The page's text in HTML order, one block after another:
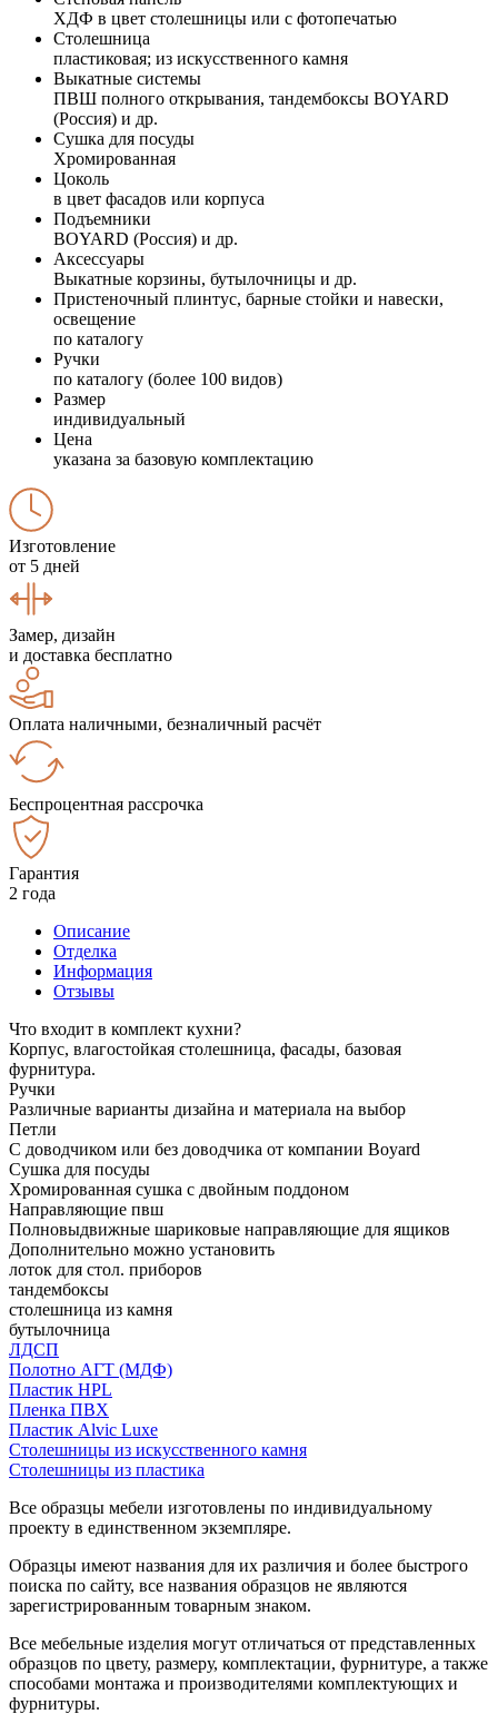
ХДФ в цвет столешницы или с фотопечатью
Столешница
пластиковая; из искусственного камня
Выкатные системы
ПВШ полного открывания, тандембоксы BOYARD
(Россия) и др.
Сушка для посуды
Хромированная
Цоколь
в цвет фасадов или корпуса
Подъемники
BOYARD (Россия) и др.
Аксессуары
Выкатные корзины, бутылочницы и др.
Пристеночный плинтус, барные стойки и навески,
освещение
по каталогу
Ручки
по каталогу (более 100 видов)
Размер
индивидуальный
Цена
указана за базовую комплектацию
Изготовление
от 5 дней
Замер, дизайн
и доставка бесплатно
Оплата наличными, безналичный расчёт
Беспроцентная рассрочка
Гарантия
2 года
Описание
Отделка
Информация
Отзывы
Что входит в комплект кухни?
Корпус, влагостойкая столешница, фасады, базовая
фурнитура.
Ручки
Различные варианты дизайна и материала на выбор
Петли
С доводчиком или без доводчика от компании Boyard
Сушка для посуды
Хромированная сушка с двойным поддоном
Направляющие пвш
Полновыдвижные шариковые направляющие для ящиков
Дополнительно можно установить
лоток для стол. приборов
тандембоксы
столешница из камня
бутылочница
ЛДСП
Полотно АГТ (МДФ)
Пластик HPL
Пленка ПВХ
Пластик Alvic Luxe
Столешницы из искусственного камня
Столешницы из пластика
Все образцы мебели изготовлены по индивидуальному
проекту в единственном экземпляре.
Образцы имеют названия для их различия и более быстрого
поиска по сайту, все названия образцов не являются
зарегистрированным товарным знаком.
Все мебельные изделия могут отличаться от представленных
образцов по цвету, размеру, комплектации, фурнитуре, а также
способами монтажа и производителями комплектующих и
фурнитуры.